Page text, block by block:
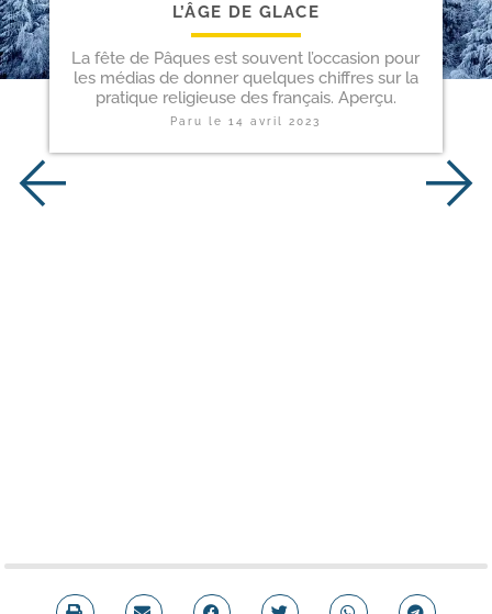
L’ÂGE DE GLACE
La fête de Pâques est souvent l’occasion pour
les médias de donner quelques chiffres sur la
pratique religieuse des français. Aperçu.
Paru le14 avril 2023